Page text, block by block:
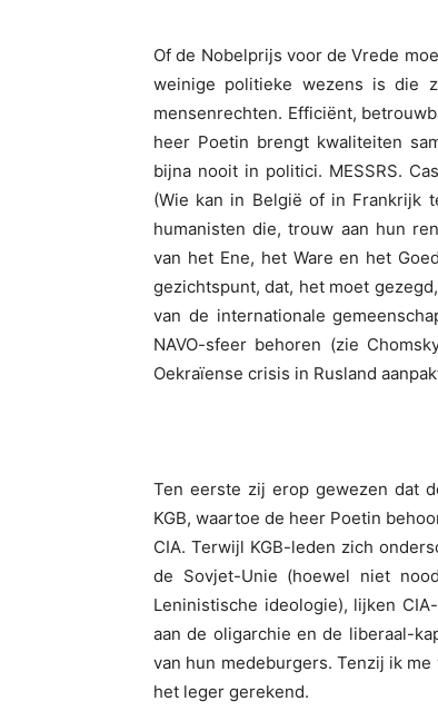
Of de Nobelprijs voor de Vrede
weinige politieke wezens is die
mensenrechten. Efficiënt,
heer Poetin brengt kwaliteiten
bijna nooit in politici. MESSRS.
(Wie kan in België of in Frankrijk
humanisten die, trouw aan hun
van het Ene, het Ware en het
gezichtspunt, dat, het moet
van de internationale
NAVO-sfeer behoren (zie
Oekraïense crisis in Rusland
Ten eerste zij erop gewezen dat
KGB, waartoe de heer Poetin
CIA. Terwijl KGB-leden zich
de Sovjet-Unie (hoewel niet
Leninistische ideologie), lijken
aan de oligarchie en de liberaal-
van hun medeburgers. Tenzij ik
het leger gerekend.